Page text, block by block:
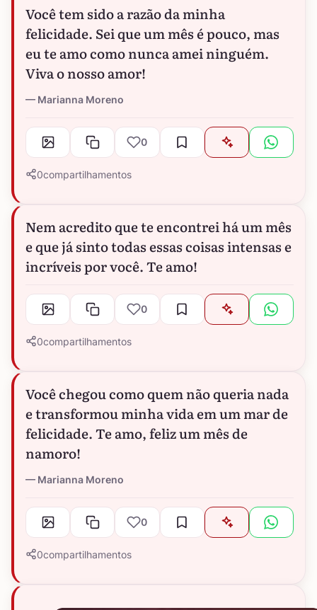
Você tem sido a razão da minha
felicidade. Sei que um mês é pouco, mas
eu te amo como nunca amei ninguém.
Viva o nosso amor!
Marianna Moreno
0
0compartilhamentos
Nem acredito que te encontrei há um mês
e que já sinto todas essas coisas intensas e
incríveis por você. Te amo!
0
0compartilhamentos
Você chegou como quem não queria nada
e transformou minha vida em um mar de
felicidade. Te amo, feliz um mês de
namoro!
Marianna Moreno
0
0compartilhamentos